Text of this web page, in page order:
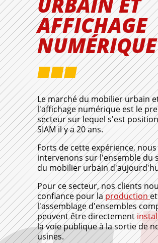
AFFICHAGE
NUMÉRIQUE
Le marché du mobilier urbain
l'affichage numérique est le
secteur sur lequel s'est
SIAM il y a 20 ans.
Forts de cette expérience, nous
intervenons sur l'ensemble du
du mobilier urbain
Pour ce secteur, nos clients
confiance pour laproductionet
l'assemblage d'ensembles
peuvent être directement
la voie publique à la sortie de
usines.